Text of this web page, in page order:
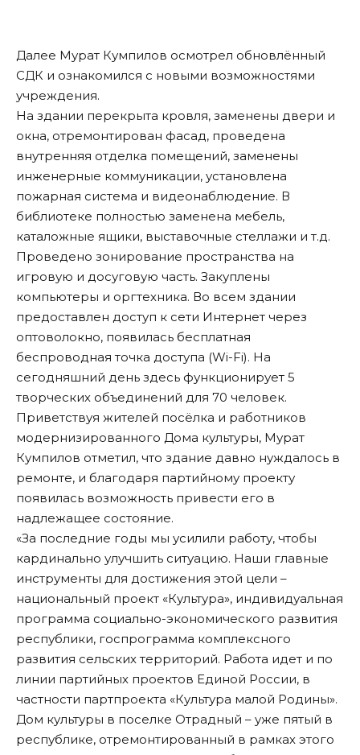
Далее Мурат Кумпилов осмотрел обновлённый
СДК и ознакомился с новыми возможностями
учреждения.
На здании перекрыта кровля, заменены двери и
окна, отремонтирован фасад, проведена
внутренняя отделка помещений, заменены
инженерные коммуникации, установлена
пожарная система и видеонаблюдение. В
библиотеке полностью заменена мебель,
каталожные ящики, выставочные стеллажи и т.д.
Проведено зонирование пространства на
игровую и досуговую часть. Закуплены
компьютеры и оргтехника. Во всем здании
предоставлен доступ к сети Интернет через
оптоволокно, появилась бесплатная
беспроводная точка доступа (Wi-Fi). На
сегодняшний день здесь функционирует 5
творческих объединений для 70 человек.
Приветствуя жителей посёлка и работников
модернизированного Дома культуры, Мурат
Кумпилов отметил, что здание давно нуждалось в
ремонте, и благодаря партийному проекту
появилась возможность привести его в
надлежащее состояние.
«За последние годы мы усилили работу, чтобы
кардинально улучшить ситуацию. Наши главные
инструменты для достижения этой цели –
национальный проект «Культура», индивидуальная
программа социально-экономического развития
республики, госпрограмма комплексного
развития сельских территорий. Работа идет и по
линии партийных проектов Единой России, в
частности партпроекта «Культура малой Родины».
Дом культуры в поселке Отрадный – уже пятый в
республике, отремонтированный в рамках этого